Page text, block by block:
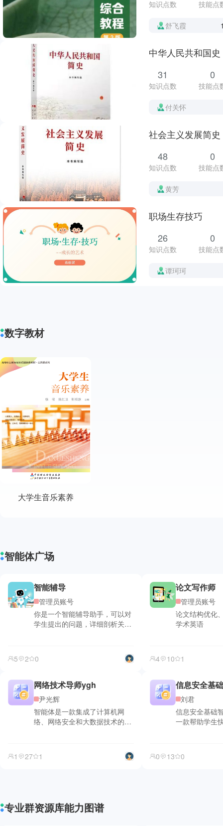
知识点数 技能点
舒飞霞
中华人民共和国史
31
知识点数
0
技能点
付关怀
社会主义发展简史
48
知识点数
0
技能点
黄芳
职场生存技巧
26
知识点数
0
技能点
谭珂珂
数字教材
大学生音乐素养
智能体广场
智能辅导
管理员账号
你是一个智能辅导助手，可以对
学生提出的问题，详细剖析关联
5 2 0
论文写作师
管理员账号
论文结构优化
学术英语
4 10 1
网络技术导师ygh
尹光辉
智能体是一款集成了计算机网
络、网络安全和大数据技术的应
1
27 1
信息安全基
刘君
信息安全基础
一款帮助学生
0
13 0
专业群资源库能力图谱